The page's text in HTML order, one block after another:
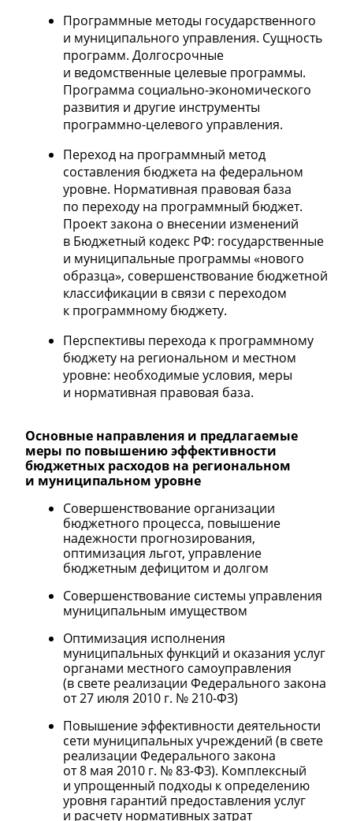
Программные методы государственного
и муниципального управления. Сущность
программ. Долгосрочные
и ведомственные целевые программы.
Программа социально-экономического
развития и другие инструменты
программно-целевого управления.
Переход на программный метод
составления бюджета на федеральном
уровне. Нормативная правовая база
по переходу на программный бюджет.
Проект закона о внесении изменений
в Бюджетный кодекс РФ: государственные
и муниципальные программы «нового
образца», совершенствование бюджетной
классификации в связи с переходом
к программному бюджету.
Перспективы перехода к программному
бюджету на региональном и местном
уровне: необходимые условия, меры
и нормативная правовая база.
Основные направления и предлагаемые
меры по повышению эффективности
бюджетных расходов на региональном
и муниципальном уровне
Совершенствование организации
бюджетного процесса, повышение
надежности прогнозирования,
оптимизация льгот, управление
бюджетным дефицитом и долгом
Совершенствование системы управления
муниципальным имуществом
Оптимизация исполнения
муниципальных функций и оказания услуг
органами местного самоуправления
(в свете реализации Федерального закона
от 27 июля 2010 г. №210-ФЗ)
Повышение эффективности деятельности
сети муниципальных учреждений (в свете
реализации Федерального закона
от 8 мая 2010 г. №83-ФЗ). Комплексный
и упрощенный подходы к определению
уровня гарантий предоставления услуг
и расчету нормативных затрат